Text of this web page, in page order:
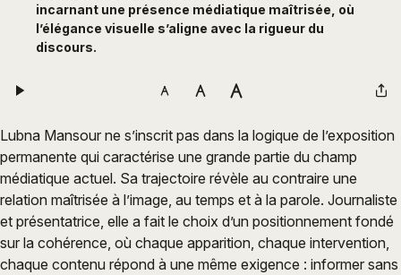
incarnant une présence médiatique maîtrisée, où
l’élégance visuelle s’aligne avec la rigueur du
discours.
Lubna Mansour ne s’inscrit pas dans la logique de l’exposition
permanente qui caractérise une grande partie du champ
médiatique actuel. Sa trajectoire révèle au contraire une
relation maîtrisée à l’image, au temps et à la parole. Journaliste
et présentatrice, elle a fait le choix d’un positionnement fondé
sur la cohérence, où chaque apparition, chaque intervention,
chaque contenu répond à une même exigence : informer sans